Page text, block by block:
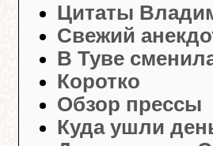
Цитаты
Свежий
В Туве
Коротко
Обзор прессы
Куда ушли